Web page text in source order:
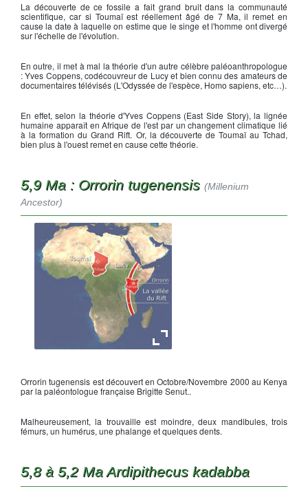
La découverte de ce fossile a fait grand bruit dans la communauté
scientifique, car si Toumaï est réellement âgé de 7 Ma, il remet en
cause la date à laquelle on estime que le singe et l'homme ont divergé
sur l'échelle de l'évolution.
En outre, il met à mal la théorie d'un autre célèbre paléoanthropologue
: Yves Coppens, codécouvreur de Lucy et bien connu des amateurs de
documentaires télévisés (L'Odyssée de l'espèce, Homo sapiens, etc…).
En effet, selon la théorie d'Yves Coppens (East Side Story), la lignée
humaine apparaît en Afrique de l'est par un changement climatique lié
à la formation du Grand Rift. Or, la découverte de Toumaï au Tchad,
bien plus à l'ouest remet en cause cette théorie.
5,9 Ma : Orrorin tugenensis (Millenium
Ancestor)
Orrorin tugenensis est découvert en Octobre/Novembre 2000 au Kenya
par la paléontologue française Brigitte Senut..
Malheureusement, la trouvaille est moindre, deux mandibules, trois
fémurs, un humérus, une phalange et quelques dents.
5,8 à 5,2 Ma Ardipithecus kadabba